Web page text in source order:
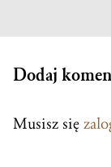
Dodaj
Musisz się